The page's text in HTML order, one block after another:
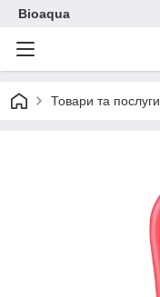
Bioaqua
Товари та послуги